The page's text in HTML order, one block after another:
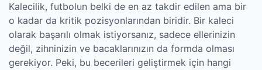
Kalecilik, futbolun belki de en az takdir edilen ama bir
o kadar da kritik pozisyonlarından biridir. Bir kaleci
olarak başarılı olmak istiyorsanız, sadece ellerinizin
değil, zihninizin ve bacaklarınızın da formda olması
gerekiyor. Peki, bu becerileri geliştirmek için hangi